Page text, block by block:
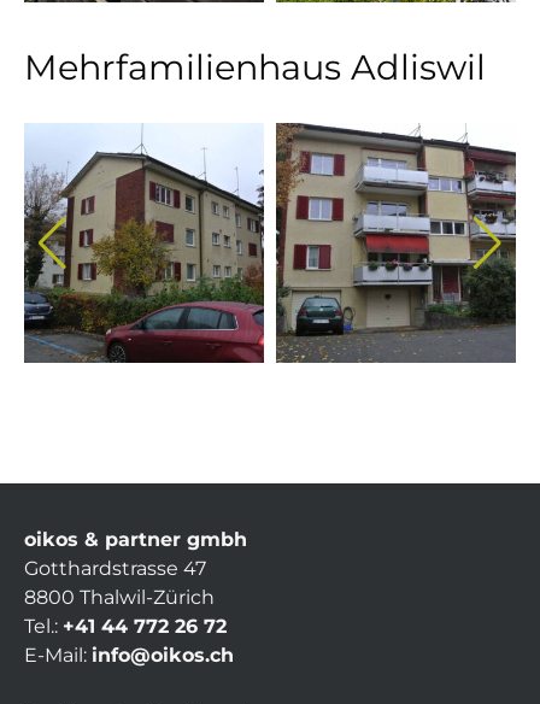
Mehrfamilienhaus Adliswil
oikos & partner gmbh
Gotthardstrasse 47
8800 Thalwil-Zürich
Tel.: +41 44 772 26 72
E-Mail: info@oikos.ch